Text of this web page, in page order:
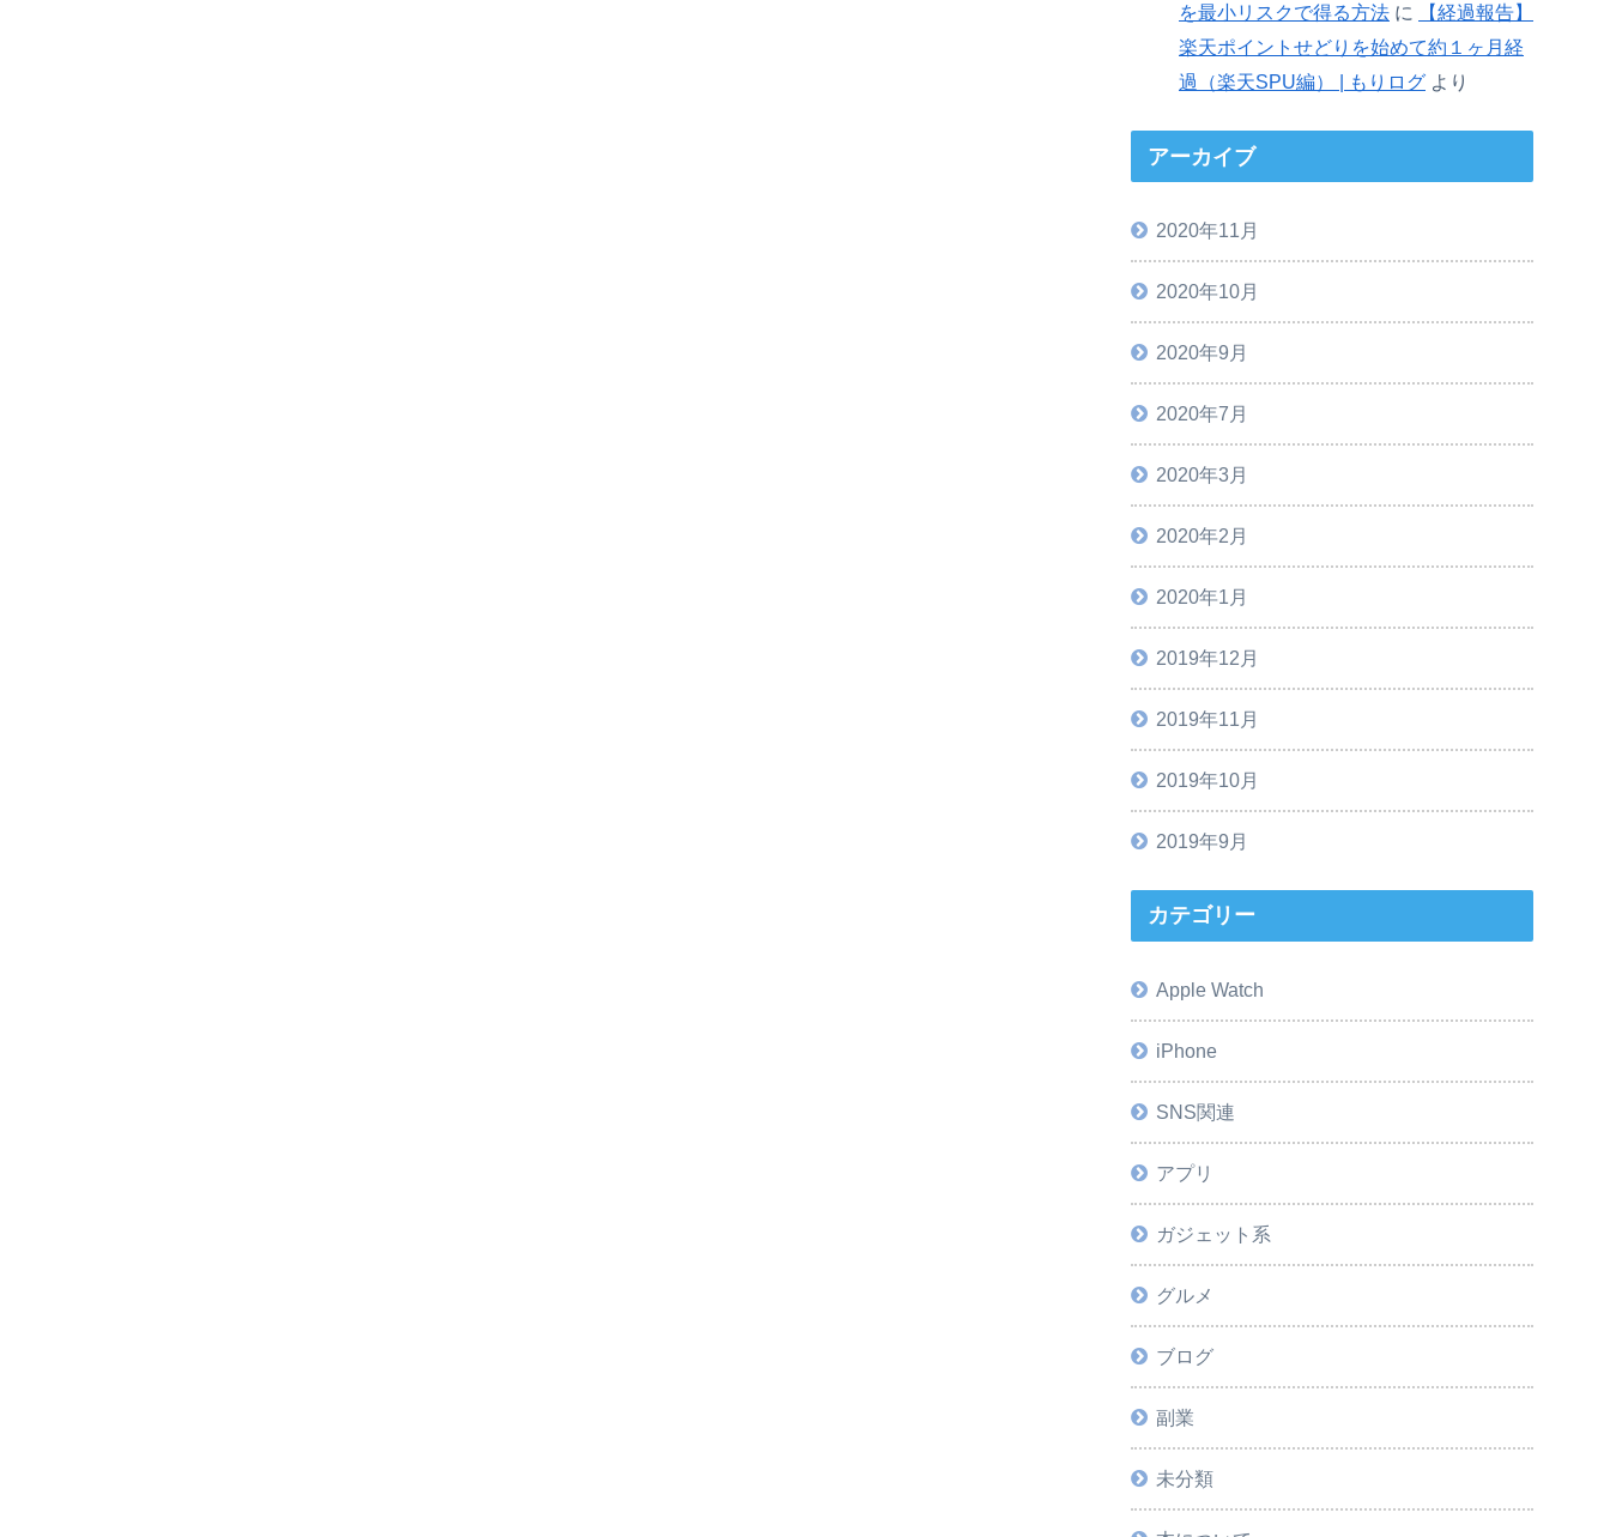
を最小リスクで得る方法 に
【経過報告】
楽天ポイントせどりを始めて約１ヶ月経
過（楽天SPU編） | もりログ より
アーカイブ
2020年11月
2020年10月
2020年9月
2020年7月
2020年3月
2020年2月
2020年1月
2019年12月
2019年11月
2019年10月
2019年9月
カテゴリー
Apple Watch
iPhone
SNS関連
アプリ
ガジェット系
グルメ
ブログ
副業
未分類